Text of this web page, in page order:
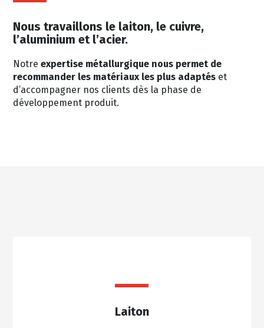
Nous travaillons le laiton, le cuivre,
l’aluminium et l’acier.
Notreexpertise métallurgique nous permet de
recommander les matériaux les plus adaptés et
d’accompagner nos clients dès la phase de
développement produit.
Laiton